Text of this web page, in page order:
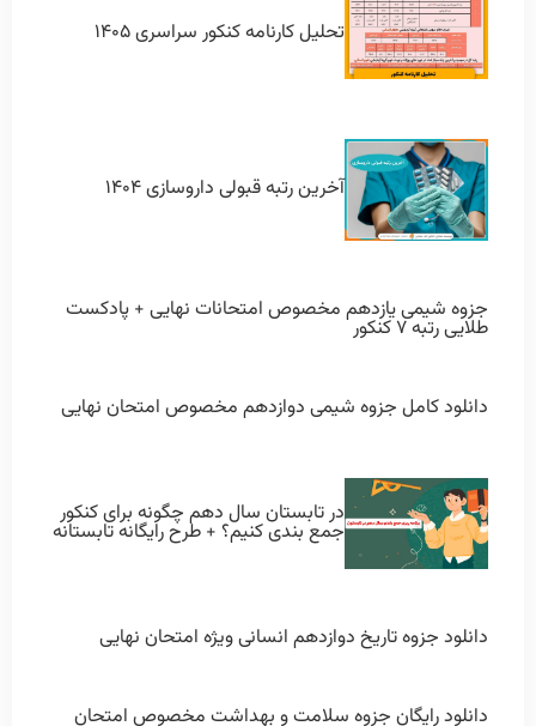
تحلیل کارنامه کنکور سراسری ۱۴۰۵
آخرین رتبه قبولی داروسازی ۱۴۰۴
جزوه شیمی یازدهم مخصوص امتحانات نهایی + پادکست
طلایی رتبه ۷ کنکور
دانلود کامل جزوه شیمی دوازدهم مخصوص امتحان نهایی
در تابستان سال دهم چگونه برای کنکور
جمع بندی کنیم؟ + طرح رایگانه تابستانه
دانلود جزوه تاریخ دوازدهم انسانی ویژه امتحان نهایی
دانلود رایگان جزوه سلامت و بهداشت مخصوص امتحان